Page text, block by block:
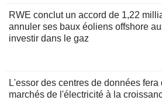
RWE conclut un accord de 1,22
annuler ses baux éoliens offshore
investir dans le gaz
L'essor des centres de données
marchés de l'électricité à la